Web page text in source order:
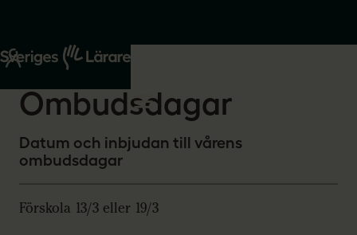
Start
Om oss
2026-02-25
Ombudsdagar
Datum och inbjudan till vårens
ombudsdagar
Förskola 13/3 eller 19/3